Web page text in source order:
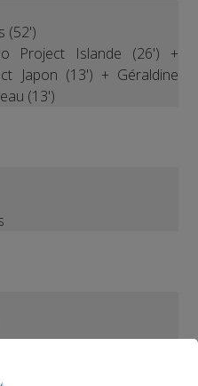
(52')
Project Islande (26') +
Japon (13') + Géraldine
(13')